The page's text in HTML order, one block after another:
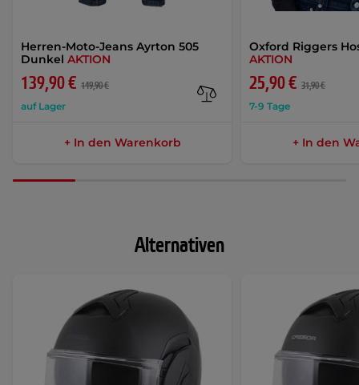
Herren-Moto-Jeans Ayrton 505
Dunkel AKTION
139,90 € 149,90 €
auf Lager
+ In den Warenkorb
Oxford Riggers
AKTION
25,90 € 31,90 €
7-9 Tage
+ In den
Alternativen